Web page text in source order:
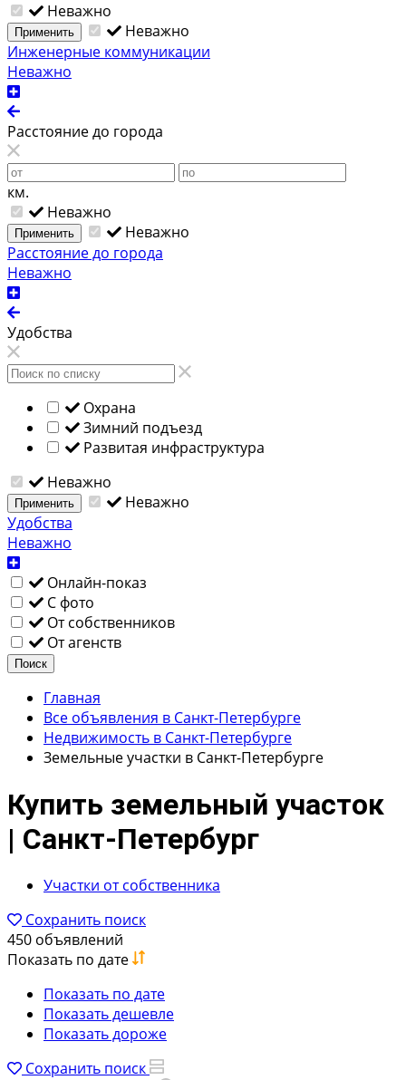
Неважно
Применить
Неважно
Инженерные коммуникации
Неважно
Расстояние до города
км.
Неважно
Применить
Неважно
Расстояние до города
Неважно
Удобства
Охрана
Зимний подъезд
Развитая инфраструктура
Неважно
Применить
Неважно
Удобства
Неважно
Онлайн-показ
С фото
От собственников
От агенств
Поиск
Главная
Все объявления в Санкт-Петербурге
Недвижимость в Санкт-Петербурге
Земельные участки в Санкт-Петербурге
Купить земельный участок
| Санкт-Петербург
Участки от собственника
Сохранить поиск
450 объявлений
Показать по дате
Показать по дате
Показать дешевле
Показать дороже
Сохранить поиск